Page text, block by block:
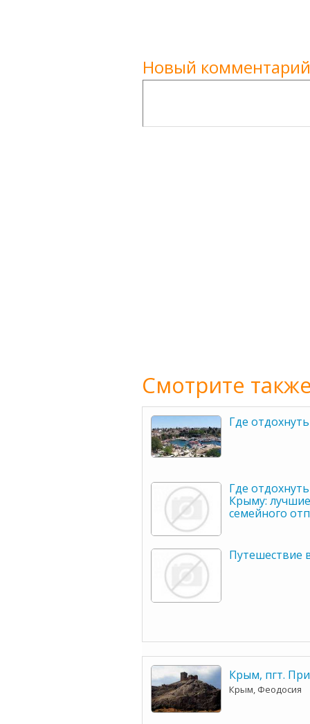
Новый
Смотрите
Где
Где
Крыму:
семейного
Путешествие
Крым, пгт.
Крым, Феодосия